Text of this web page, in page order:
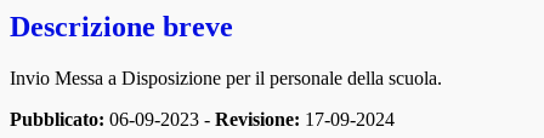
Descrizione breve
Invio Messa a Disposizione per il personale della scuola.
Pubblicato: 06-09-2023 - Revisione: 17-09-2024